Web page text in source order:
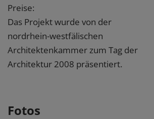
Preise:
Das Projekt wurde von der
nordrhein-westfälischen
Architektenkammer zum Tag der
Architektur 2008 präsentiert.
Fotos